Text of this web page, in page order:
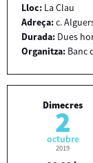
Lloc: La Clau
Adreça:c.
Durada: Dues
Organitza: Banc
Dimecres
2
octubre
2019